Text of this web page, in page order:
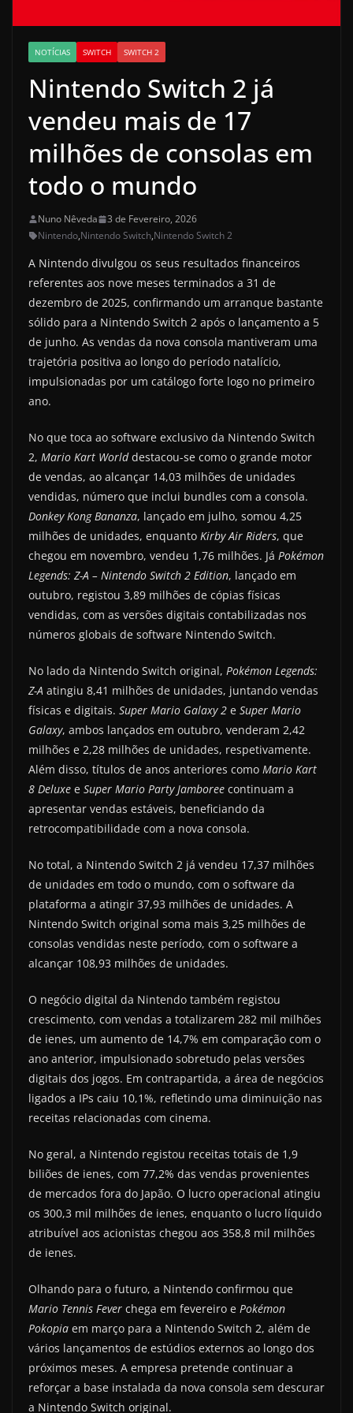
NOTÍCIAS SWITCH SWITCH 2
Nintendo Switch 2 já
vendeu mais de 17
milhões de consolas em
todo o mundo
Nuno Nêveda
3 de Fevereiro, 2026
Nintendo,Nintendo Switch,Nintendo Switch 2
A Nintendo divulgou os seus resultados financeiros
referentes aos nove meses terminados a 31 de
dezembro de 2025, confirmando um arranque bastante
sólido para a Nintendo Switch 2 após o lançamento a 5
de junho. As vendas da nova consola mantiveram uma
trajetória positiva ao longo do período natalício,
impulsionadas por um catálogo forte logo no primeiro
ano.
No que toca ao software exclusivo da Nintendo Switch
2, Mario Kart Worlddestacou-se como o grande motor
de vendas, ao alcançar 14,03 milhões de unidades
vendidas, número que inclui bundles com a consola.
Donkey Kong Bananza, lançado em julho, somou 4,25
milhões de unidades, enquanto Kirby Air Riders, que
chegou em novembro, vendeu 1,76 milhões. Já Pokémon
Legends: Z-A – Nintendo Switch 2 Edition, lançado em
outubro, registou 3,89 milhões de cópias físicas
vendidas, com as versões digitais contabilizadas nos
números globais de software Nintendo Switch.
No lado da Nintendo Switch original, Pokémon Legends:
Z-A atingiu 8,41 milhões de unidades, juntando vendas
físicas e digitais. Super Mario Galaxy 2 e Super Mario
Galaxy, ambos lançados em outubro, venderam 2,42
milhões e 2,28 milhões de unidades, respetivamente.
Além disso, títulos de anos anteriores como Mario Kart
8 Deluxe e Super Mario Party Jamboree continuam a
apresentar vendas estáveis, beneficiando da
retrocompatibilidade com a nova consola.
No total, a Nintendo Switch 2 já vendeu 17,37 milhões
de unidades em todo o mundo, com o software da
plataforma a atingir 37,93 milhões de unidades. A
Nintendo Switch original soma mais 3,25 milhões de
consolas vendidas neste período, com o software a
alcançar 108,93 milhões de unidades.
O negócio digital da Nintendo também registou
crescimento, com vendas a totalizarem 282 mil milhões
de ienes, um aumento de 14,7% em comparação com o
ano anterior, impulsionado sobretudo pelas versões
digitais dos jogos. Em contrapartida, a área de negócios
ligados a IPs caiu 10,1%, refletindo uma diminuição nas
receitas relacionadas com cinema.
No geral, a Nintendo registou receitas totais de 1,9
biliões de ienes, com 77,2% das vendas provenientes
de mercados fora do Japão. O lucro operacional atingiu
os 300,3 mil milhões de ienes, enquanto o lucro líquido
atribuível aos acionistas chegou aos 358,8 mil milhões
de ienes.
Olhando para o futuro, a Nintendo confirmou que
Mario Tennis Fever chega em fevereiro e Pokémon
Pokopia em março para a Nintendo Switch 2, além de
vários lançamentos de estúdios externos ao longo dos
próximos meses. A empresa pretende continuar a
reforçar a base instalada da nova consola sem descurar
a Nintendo Switch original.